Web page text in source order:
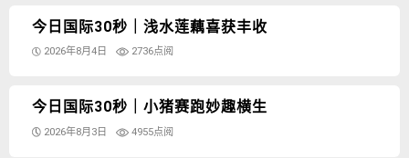
今日国际30秒｜浅水莲藕喜获丰收
2026年8月4日 2736点阅
今日国际30秒｜小猪赛跑妙趣横生
2026年8月3日 4955点阅